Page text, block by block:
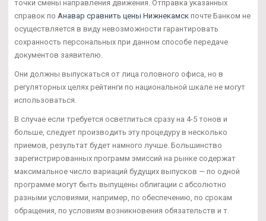
точки смены направления движения. Отправка указанных
справок по Анавар сравнить цены Нижнекамск почте Банком не
осуществляется в виду невозможности гарантировать
сохранность персональных при данном способе передаче
документов заявителю.
Они должны выпускаться от лица головного офиса, но в
регуляторных целях рейтинги по национальной шкале не могут
использоваться.
В случае если требуется осветлиться сразу на 4-5 тонов и
больше, следует производить эту процедуру в несколько
приемов, результат будет намного лучше. Большинство
зарегистрированных программ эмиссий на рынке содержат
максимальное число вариаций будущих выпусков — по одной
программе могут быть выпущены облигации с абсолютно
разными условиями, например, по обеспечению, по срокам
обращения, по условиям возникновения обязательств и т.